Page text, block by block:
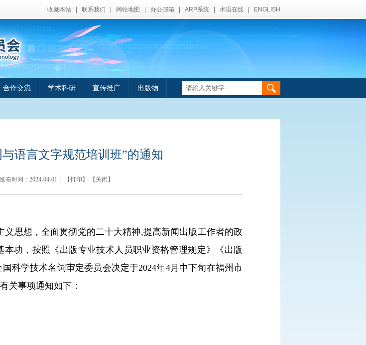
收藏本站 联系我们 网站地图 办公邮箱 ARP系统 术语在线 ENGLISH
合作交流 学术科研 宣传推广 出版物
语言文字规范培训班”的通知
布时间：2024-04-01 | 【打印 】 【 关闭 】
义思想，全面贯彻党的二十大精神,提高新闻出版工作者的政
功，按照《出版专业技术人员职业资格管理规定》《出版
科学技术名词审定委员会决定于2024年4月中下旬在福州市
关事项通知如下：